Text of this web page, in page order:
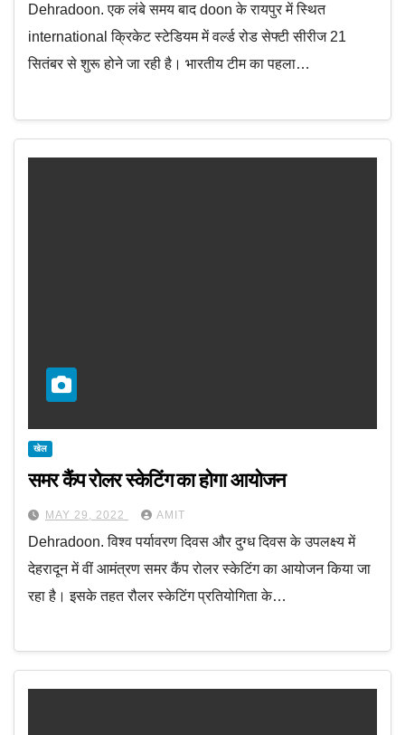
Dehradoon. एक लंबे समय बाद doon के रायपुर में स्थित
international क्रिकेट स्टेडियम में वर्ल्ड रोड सेफ्टी सीरीज 21
सितंबर से शुरू होने जा रही है। भारतीय टीम का पहला…
खेल
समर कैंप रोलर स्केटिंग का होगा आयोजन
MAY 29, 2022 AMIT
Dehradoon. विश्व पर्यावरण दिवस और दुग्ध दिवस के उपलक्ष्य में
देहरादून में वीं आमंत्रण समर कैंप रोलर स्केटिंग का आयोजन किया जा
रहा है। इसके तहत रौलर स्केटिंग प्रतियोगिता के…